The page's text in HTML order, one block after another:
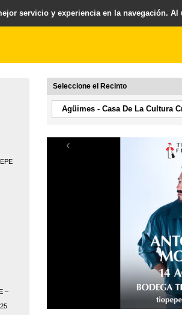
.
–
Seleccione el Recinto
‹
servicio y experiencia en la navegación.